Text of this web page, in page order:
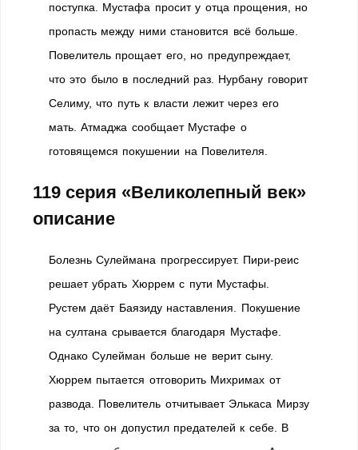
поступка. Мустафа просит у отца прощения, но
пропасть между ними становится всё больше.
Повелитель прощает его, но предупреждает,
что это было в последний раз. Нурбану говорит
Селиму, что путь к власти лежит через его
мать. Атмаджа сообщает Мустафе о
готовящемся покушении на Повелителя.
119 серия «Великолепный век»
описание
Болезнь Сулеймана прогрессирует. Пири-реис
решает убрать Хюррем с пути Мустафы.
Рустем даёт Баязиду наставления. Покушение
на султана срывается благодаря Мустафе.
Однако Сулейман больше не верит сыну.
Хюррем пытается отговорить Михримах от
развода. Повелитель отчитывает Элькаса Мирзу
за то, что он допустил предателей к себе. В